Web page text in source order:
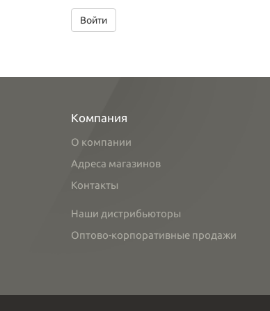
Войти
Компания
О компании
Адреса магазинов
Контакты
Наши дистрибьюторы
Оптово-корпоративные продажи